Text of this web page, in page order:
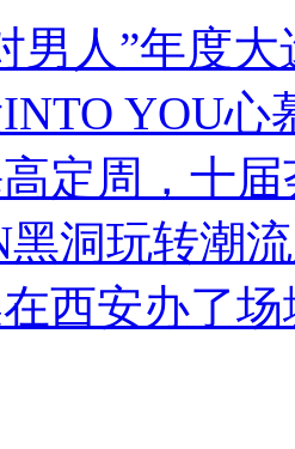
男人”年度
YOU心
定周，十
黑洞玩转潮
西安办了